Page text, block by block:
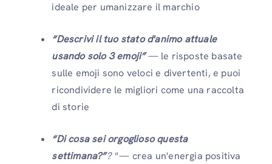
ideale per umanizzare il marchio
“Descrivi il tuo stato d'animo attuale
usando solo 3 emoji” — le risposte basate
sulle emoji sono veloci e divertenti, e puoi
ricondividere le migliori come una raccolta
di storie
“Di cosa sei orgoglioso questa
settimana?”? "— crea un'energia positiva